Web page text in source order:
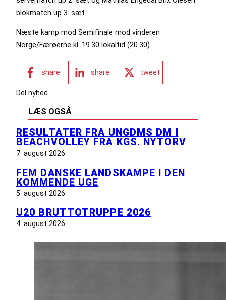
blokmatch up 3. sæt
Næste kamp mod Semifinale mod vinderen
Norge/Færøerne kl. 19.30 lokaltid (20.30).
share share tweet
Del nyhed
LÆS OGSÅ
RESULTATER FRA UNGDMS DM I
BEACHVOLLEY FRA KGS. NYTORV
7. august 2026
FEM DANSKE LANDSKAMPE I DEN
KOMMENDE UGE
5. august 2026
U20 BRUTTOTRUPPE 2026
4. august 2026